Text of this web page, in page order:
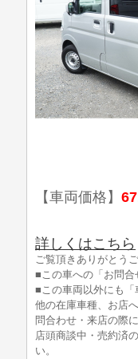
【車両価格】
詳しくはこちら
ご覧頂きありがとうご
■この車への「お問
■この車両以外にも「
他の在庫車種、お店
問合わせ・来店の際
店頭商談中・売約済
い。